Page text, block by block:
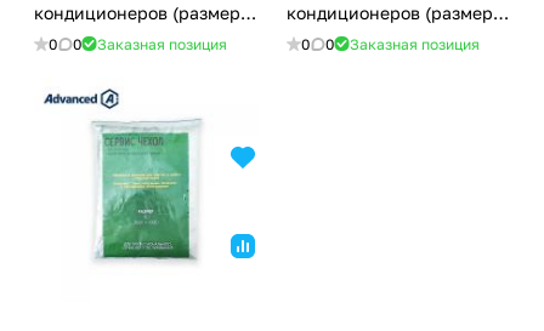
кондиционеров (размер L
1100x450)
0 0 Заказная позиция
кондиционеров (размер
M 650x650)
0 0 Заказная позиция